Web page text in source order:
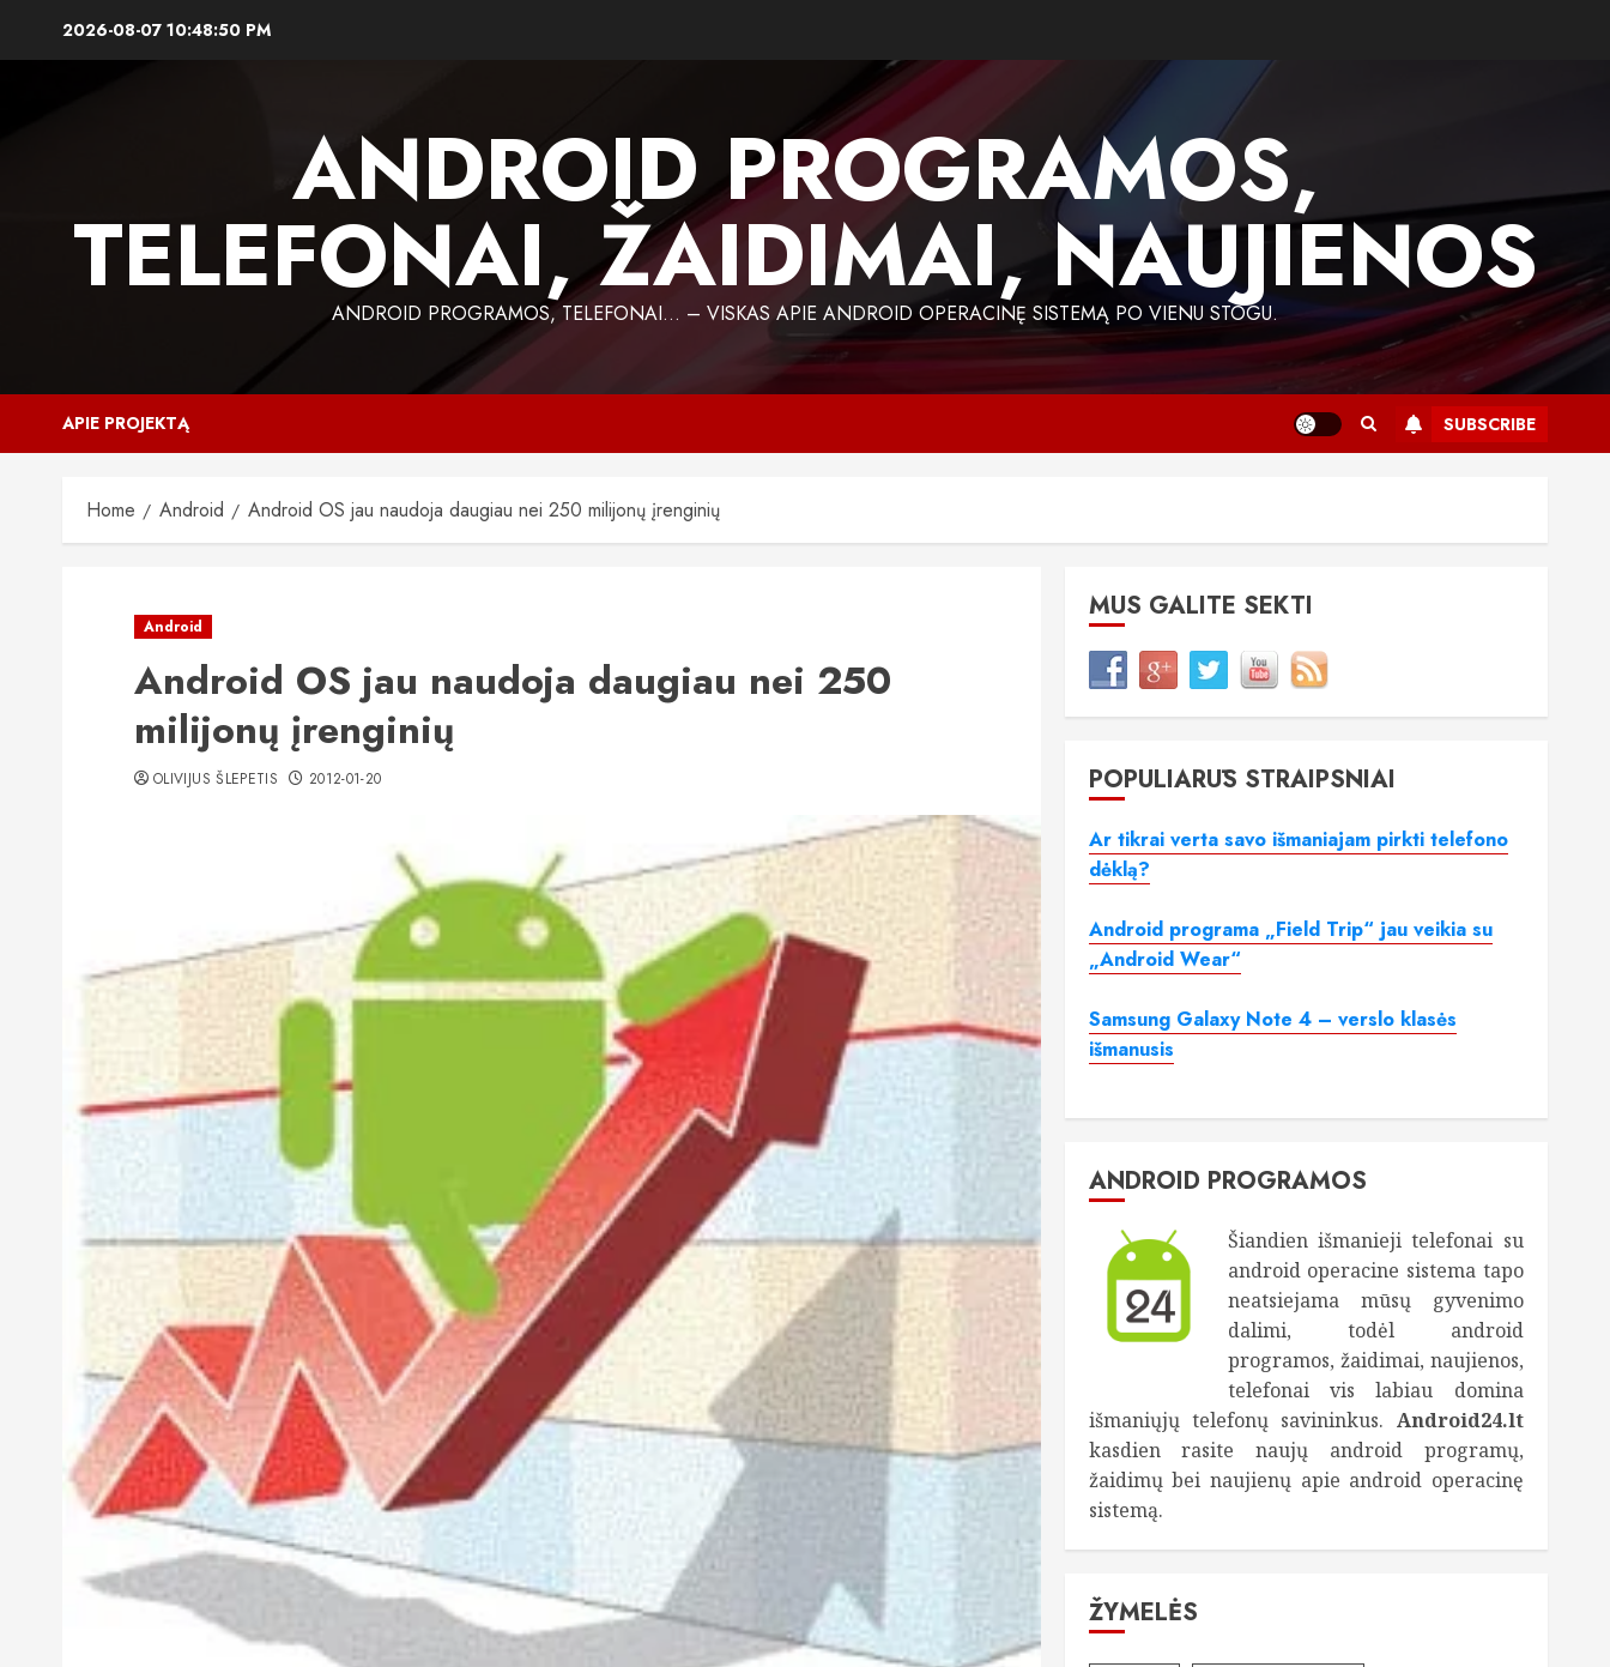
2026-08-07 10:48:51 PM
ANDROID PROGRAMOS,
TELEFONAI, ŽAIDIMAI, NAUJIENOS
ANDROID PROGRAMOS, TELEFONAI… – VISKAS APIE ANDROID OPERACINĘ SISTEMĄ PO VIENU STOGU.
APIE PROJEKTĄ SUBSCRIBE
Home Android Android OS jau naudoja daugiau nei 250 milijonų įrenginių
Android
Android OS jau naudoja daugiau nei 250
milijonų įrenginių
OLIVIJUS ŠLEPETIS 2012-01-20
MUS GALITE SEKTI
POPULIARŪS STRAIPSNIAI
Ar tikrai verta savo išmaniajam pirkti telefono
dėklą?
Android programa „Field Trip“ jau veikia su
„Android Wear“
Samsung Galaxy Note 4 – verslo klasės
išmanusis
ANDROID PROGRAMOS
Šiandien išmanieji telefonai su
android operacine sistema tapo
neatsiejama mūsų gyvenimo
dalimi, todėl android
programos, žaidimai, naujienos,
telefonai vis labiau domina
išmaniųjų telefonų savininkus. Android24.lt
kasdien rasite naujų android programų,
žaidimų bei naujienų apie android operacinę
sistemą.
ŽYMELĖS